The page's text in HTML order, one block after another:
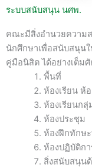
ระบบสนับสนุน นศพ.
คณะมีสิ่งอำนวยความ
นักศึกษาเพื่อสนับสนุนใ
คู่มือนิสิต ได้อย่างเต็ม
พื้นที่
ห้องเรียน ห้
ห้องเรียนกลุ่
ห้องประชุม
ห้องฝึกทักษ
ห้องปฏิบัติกา
สิ่งสนับสนุน